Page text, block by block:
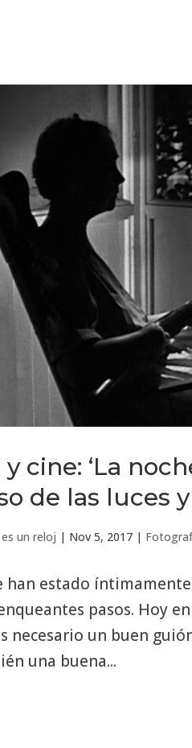
cine: ‘La
de las luces
un reloj | Nov 5, 2017 |
han estado
pasos. Hoy
necesario un buen
una buena...